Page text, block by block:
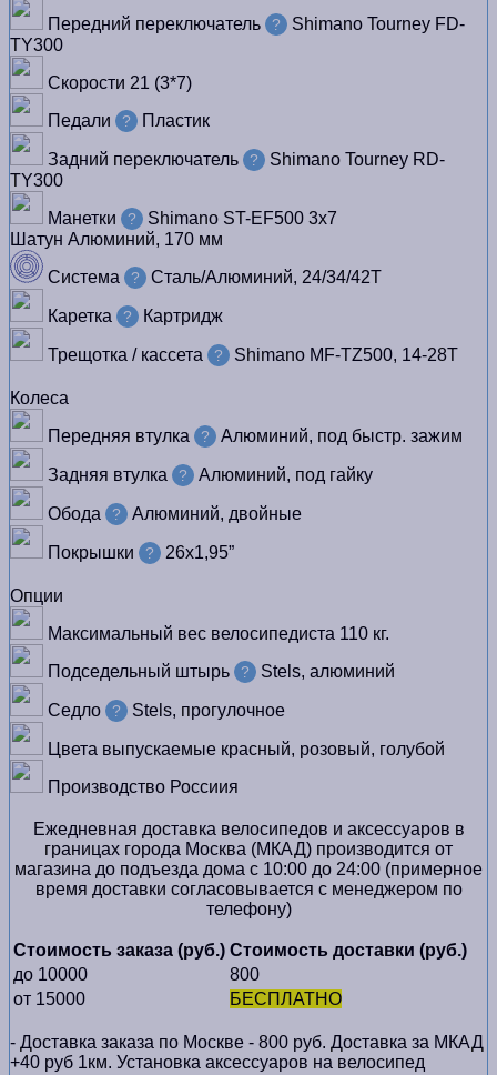
Передний переключатель
?
Shimano Tourney FD-
TY300
Скорости 21 (3*7)
Педали
? Пластик
Задний переключатель ?
Shimano Tourney RD-
TY300
Манетки
?
Shimano ST-EF500 3x7
Шатун Алюминий, 170 мм
Система
? Сталь/Алюминий, 24/34/42Т
Каретка ? Картридж
Трещотка / кассета ? Shimano MF-TZ500, 14-28T
Колеса
Передняя втулка
? Алюминий, под быстр. зажим
Задняя втулка ? Алюминий, под гайку
Обода ? Алюминий, двойные
Покрышки ? 26x1,95”
Опции
Максимальный вес велосипедиста 110 кг.
Подседельный штырь
? Stels, алюминий
Седло ? Stels, прогулочное
Цвета выпускаемые красный, розовый, голубой
Производство Россиия
Ежедневная доставка велосипедов и аксессуаров в
границах города Москва (МКАД) производится от
магазина до подъезда дома с 10:00 до 24:00 (примерное
время доставки согласовывается с менеджером по
телефону)
Стоимость заказа (руб.) Стоимость доставки (руб.)
до 10000
800
от 15000
БЕСПЛАТНО
- Доставка заказа по Москве - 800 руб. Доставка за МКАД
+40 руб 1км. Установка аксессуаров на велосипед